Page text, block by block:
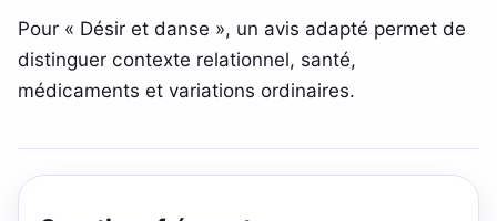
Pour « Désir et danse », un avis adapté permet de
distinguer contexte relationnel, santé,
médicaments et variations ordinaires.